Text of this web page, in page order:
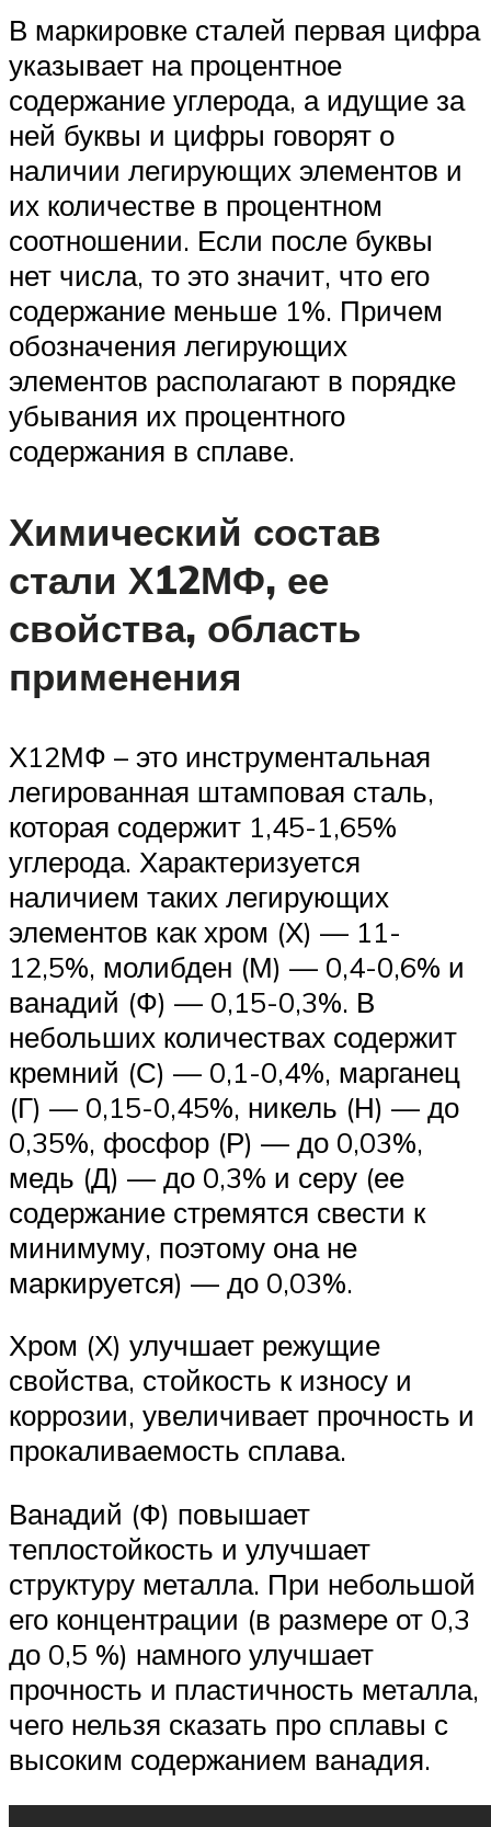
В маркировке сталей первая цифра
указывает на процентное
содержание углерода, а идущие за
ней буквы и цифры говорят о
наличии легирующих элементов и
их количестве в процентном
соотношении. Если после буквы
нет числа, то это значит, что его
содержание меньше 1%. Причем
обозначения легирующих
элементов располагают в порядке
убывания их процентного
содержания в сплаве.
Химический состав
стали Х12МФ, ее
свойства, область
применения
Х12МФ – это инструментальная
легированная штамповая сталь,
которая содержит 1,45-1,65%
углерода. Характеризуется
наличием таких легирующих
элементов как хром (Х) — 11-
12,5%, молибден (М) — 0,4-0,6% и
ванадий (Ф) — 0,15-0,3%. В
небольших количествах содержит
кремний (С) — 0,1-0,4%, марганец
(Г) — 0,15-0,45%, никель (Н) — до
0,35%, фосфор (Р) — до 0,03%,
медь (Д) — до 0,3% и серу (ее
содержание стремятся свести к
минимуму, поэтому она не
маркируется) — до 0,03%.
Хром (Х) улучшает режущие
свойства, стойкость к износу и
коррозии, увеличивает прочность и
прокаливаемость сплава.
Ванадий (Ф) повышает
теплостойкость и улучшает
структуру металла. При небольшой
его концентрации (в размере от 0,3
до 0,5 %) намного улучшает
прочность и пластичность металла,
чего нельзя сказать про сплавы с
высоким содержанием ванадия.